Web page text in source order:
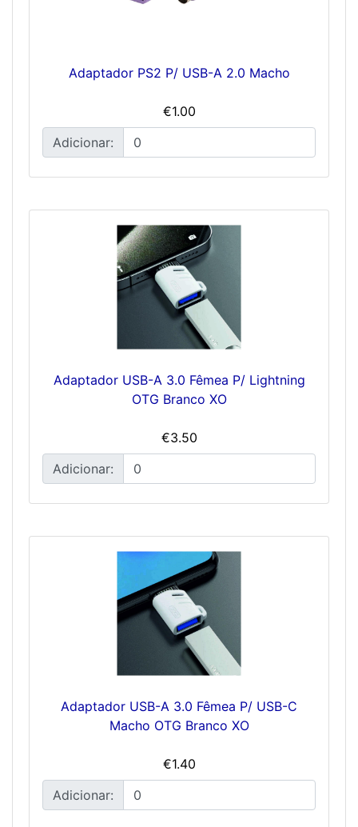
Adaptador PS2 P/ USB-A 2.0 Macho
€1.00
Adicionar:
Adaptador USB-A 3.0 Fêmea P/ Lightning
OTG Branco XO
€3.50
Adicionar:
Adaptador USB-A 3.0 Fêmea P/ USB-C
Macho OTG Branco XO
€1.40
Adicionar: